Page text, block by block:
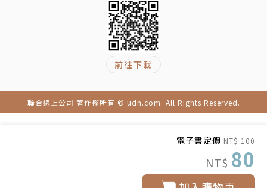
電子書定價 NT$ 100
NT$ 80
前往下載
聯合線上公司 著作權所有 © udn.com. All Rights Reserved.